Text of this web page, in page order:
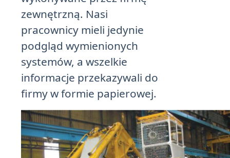
zewnętrzną. Nasi
pracownicy mieli jedynie
podgląd wymienionych
systemów, a wszelkie
informacje przekazywali do
firmy w formie papierowej.